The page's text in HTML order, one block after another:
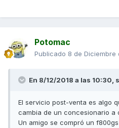
Potomac
Publicado 8 de Diciembre
En 8/12/2018 a las 10:30,
El servicio post-venta es algo
cambia de un concesionario a
Un amigo se compró un